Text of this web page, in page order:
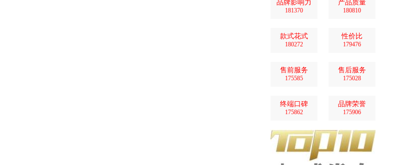
品牌影响力
181370
产品质量
180810
款式花式
180272
性价比
179476
售前服务
175585
售后服务
175028
终端口碑
175862
品牌荣誉
175906